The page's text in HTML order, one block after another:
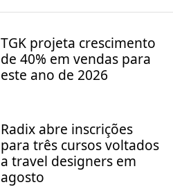
TGK projeta crescimento
de 40% em vendas para
este ano de 2026
Radix abre inscrições
para três cursos voltados
a travel designers em
agosto